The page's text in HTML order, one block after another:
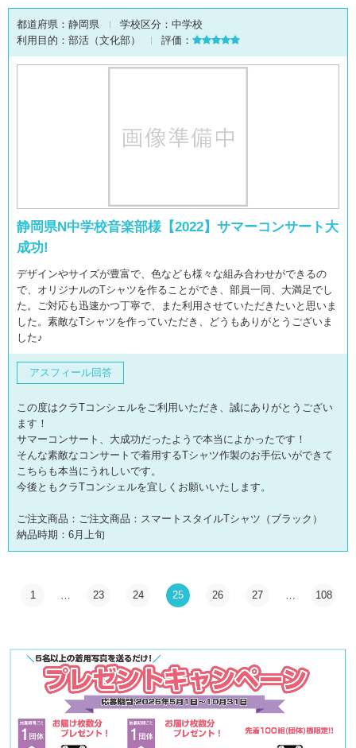
都道府県： 静岡県 学校区分： 中学校
利用目的： 部活（文化部） 評価：
静岡県N中学校音楽部様【2022】サマーコンサート大
成功!
デザインやサイズが豊富で、色なども様々な組み合わせができるの
で、オリジナルのTシャツを作ることができ、部員一同、大満足でし
た。ご対応も迅速かつ丁寧で、また利用させていただきたいと思いま
した。素敵なTシャツを作っていただき、どうもありがとうございま
した♪
アスフィール回答
この度はクラTコンシェルをご利用いただき、誠にありがとうござい
ます！
サマーコンサート、大成功だったようで本当によかったです！
そんな素敵なコンサートで着用するTシャツ作製のお手伝いができて
こちらも本当にうれしいです。
今後ともクラTコンシェルを宜しくお願いいたします。
ご注文商品：ご注文商品：スマートスタイルTシャツ（ブラック）
納品時期：6月上旬
1 … 23 24 25 26 27 … 108